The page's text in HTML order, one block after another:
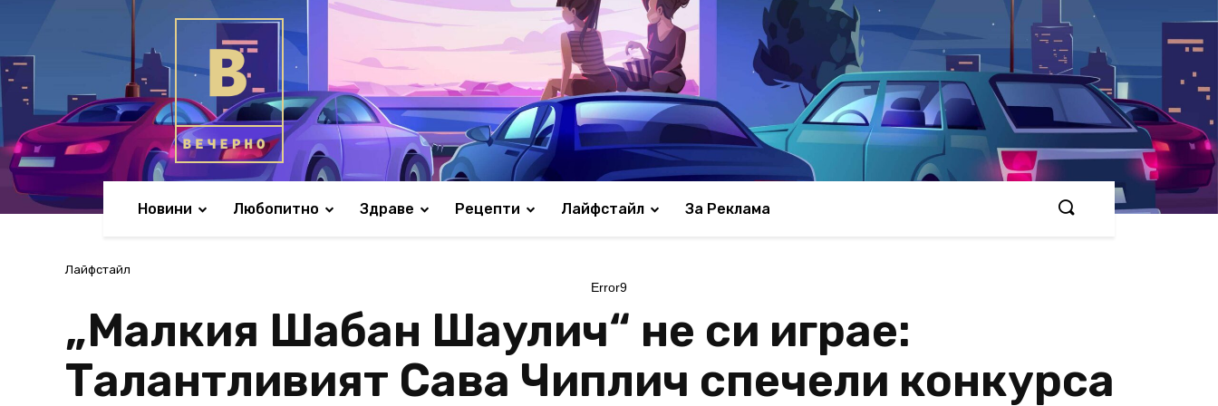
Новини Любопитно Здраве Рецепти Лайфстайл За Реклама
Лайфстайл
Error9
„Малкия Шабан Шаулич“ не си играе:
Талантливият Сава Чиплич спечели конкурса